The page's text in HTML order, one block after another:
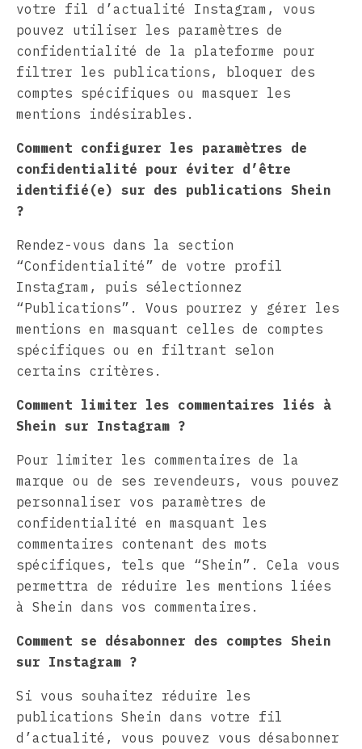
votre fil d’actualité Instagram, vous
pouvez utiliser les paramètres de
confidentialité de la plateforme pour
filtrer les publications, bloquer des
comptes spécifiques ou masquer les
mentions indésirables.
Comment configurer les paramètres de
confidentialité pour éviter d’être
identifié(e) sur des publications Shein
?
Rendez-vous dans la section
“Confidentialité” de votre profil
Instagram, puis sélectionnez
“Publications”. Vous pourrez y gérer les
mentions en masquant celles de comptes
spécifiques ou en filtrant selon
certains critères.
Comment limiter les commentaires liés à
Shein sur Instagram ?
Pour limiter les commentaires de la
marque ou de ses revendeurs, vous pouvez
personnaliser vos paramètres de
confidentialité en masquant les
commentaires contenant des mots
spécifiques, tels que “Shein”. Cela vous
permettra de réduire les mentions liées
à Shein dans vos commentaires.
Comment se désabonner des comptes Shein
sur Instagram ?
Si vous souhaitez réduire les
publications Shein dans votre fil
d’actualité, vous pouvez vous désabonner